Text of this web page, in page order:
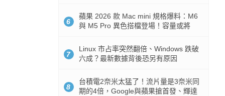
6
蘋果 2026 款 Mac mini 規格爆料：M6
與 M5 Pro 異色搭檔登場！容量或將
7
Linux 市占率突然翻倍、Windows 跌破
六成？最新數據背後恐另有原因
8
台積電2奈米太猛了！流片量是3奈米同
期的4倍，Google與蘋果搶首發、輝達